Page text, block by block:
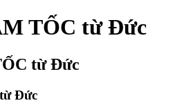
TỐC từ Đức
từ Đức
Đức